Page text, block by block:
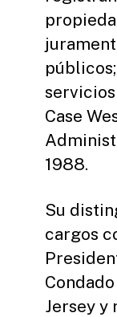
Case
1988.
Su
cargos
Jersey y